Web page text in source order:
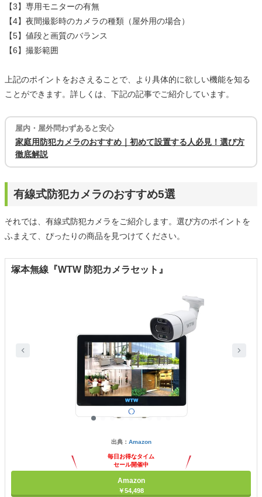
【3】専用モニターの有無
【4】夜間撮影時のカメラの種類（屋外用の場合）
【5】値段と画質のバランス
【6】撮影範囲
上記のポイントをおさえることで、より具体的に欲しい機能を知る
ことができます。詳しくは、下記の記事でご紹介しています。
屋内・屋外問わずあると安心
家庭用防犯カメラのおすすめ｜初めて設置する人必見！選び方
徹底解説
有線式防犯カメラのおすすめ5選
それでは、有線式防犯カメラをご紹介します。選び方のポイントを
ふまえて、ぴったりの商品を見つけてください。
塚本無線『WTW 防犯カメラセット』
出典： Amazon
毎日お得なタイム
セール開催中
Amazon
￥54,498